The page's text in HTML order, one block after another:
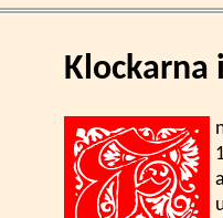
Klockarna